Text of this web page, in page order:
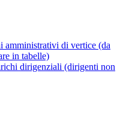
amministrativi di vertice (da
in tabelle)
dirigenziali (dirigenti non